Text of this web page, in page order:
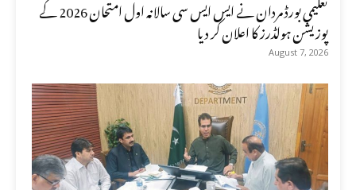
تعلیمی بورڈ مردان نے ایس ایس سی سالانہ اول امتحان 2026 کے
پوزیشن ہولڈرز کا اعلان کر دیا
August 7, 2026